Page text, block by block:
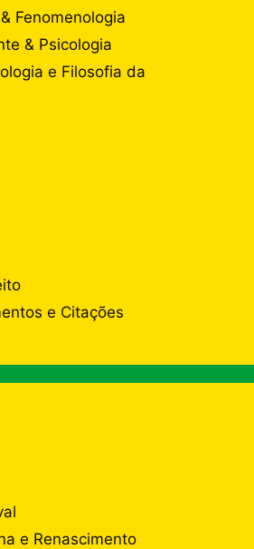
Fenomenologia
& Psicologia
e Filosofia da
e Citações
e Renascimento